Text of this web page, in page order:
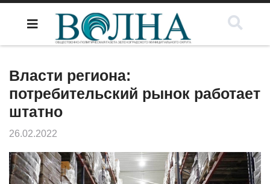
Власти региона:
потребительский рынок работает
штатно
26.02.2022